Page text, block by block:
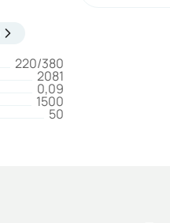
220/380
2081
0,09
1500
50